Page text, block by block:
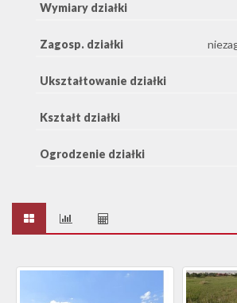
Wymiary działki
Zagosp. działki
Ukształtowanie działki
Kształt działki
Ogrodzenie działki